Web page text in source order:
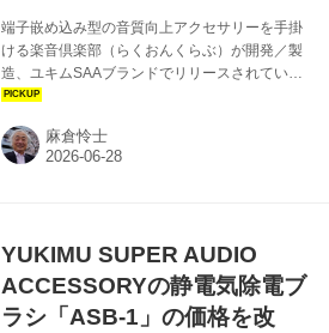
端子嵌め込み型の音質向上アクセサリーを手掛
ける楽音倶楽部（らくおんくらぶ）が開発／製
造、ユキムSAAブランドでリリースされている
RCA端子型ノイズフィルターのニュータイプ、
登場。 「デジタル回路、マイコン、スイッチン
グ電源などが発する機器内部の約3MHz以上の
S/Nが向上するのです」と説明する開発者の山
﨑雅弘氏は、元パナソニックのビデオプレーヤ
ーの音質設計者だ。 パナソニック時代に開発し
たUSB端子挿入型ノイズフ...
麻倉怜士
YUKIMU SUPER AUDIO
ACCESSORYの静電気除電ブ
ラシ「ASB-1」の価格を改